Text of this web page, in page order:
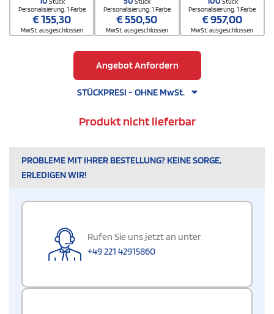
Personalisierung. 1 Farbe
€155,30
MwSt. ausgeschlossen
Personalisierung. 1 Farbe
€550,50
MwSt. ausgeschlossen
Personalisierung. 1 Farbe
€957,00
MwSt. ausgeschlossen
Angebot Anfordern
STÜCKPRESI - OHNE MwSt.
Produkt nicht lieferbar
PROBLEME MIT IHRER BESTELLUNG? KEINE SORGE,
ERLEDIGEN WIR!
Rufen Sie uns jetzt an unter
+49 221 42915860